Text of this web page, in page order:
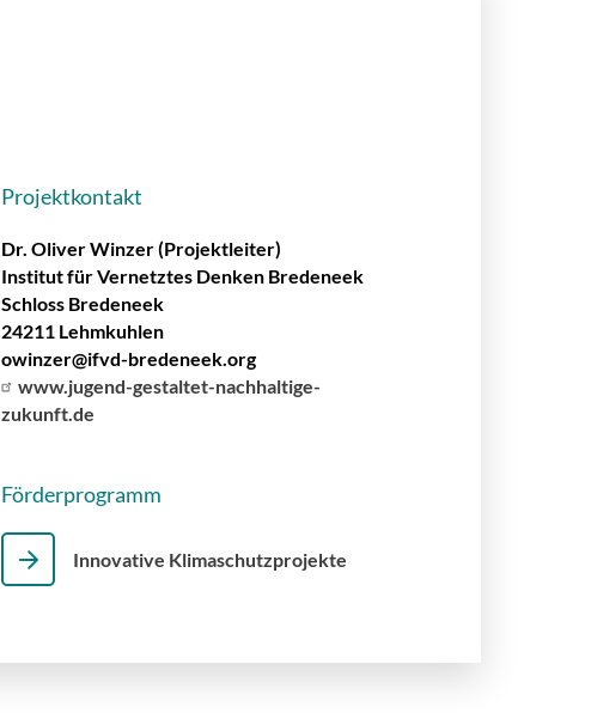
Projektkontakt
Dr. Oliver Winzer (Projektleiter)
Institut für Vernetztes Denken Bredeneek
Schloss Bredeneek
24211 Lehmkuhlen
owinzer@ifvd-bredeneek.org
www.jugend-gestaltet-nachhaltige-
zukunft.de
Förderprogramm
Innovative Klimaschutzprojekte